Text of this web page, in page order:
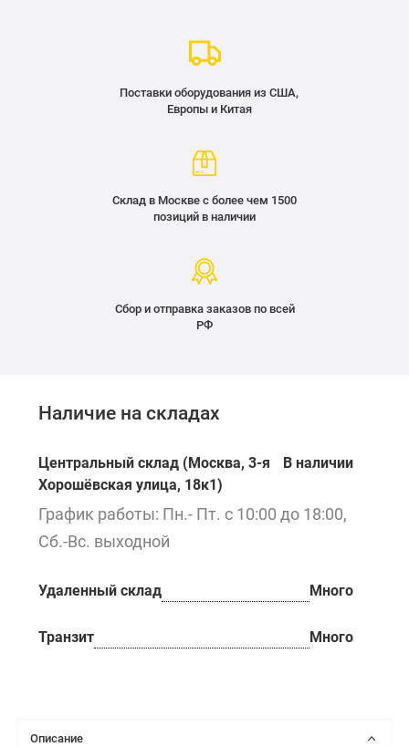
Поставки оборудования из США,
Европы и Китая
Склад в Москве с более чем 1500
позиций в наличии
Сбор и отправка заказов по всей
РФ
Наличие на складах
Центральный склад (Москва, 3-я
Хорошёвская улица, 18к1)
В наличии
График работы: Пн.- Пт. с 10:00 до 18:00,
Сб.-Вс. выходной
Удаленный склад Много
Транзит Много
Описание